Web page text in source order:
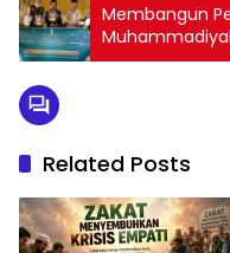
Membangun
Qur’an
Related Posts